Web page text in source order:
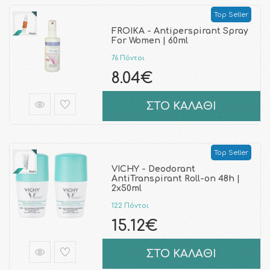
Top Seller
FROIKA - Antiperspirant Spray
For Women | 60ml
76 Πόντοι
8.04€
ΣΤΟ ΚΑΛΑΘΙ
Top Seller
VICHY - Deodorant
AntiTranspirant Roll-on 48h |
2x50ml
122 Πόντοι
15.12€
ΣΤΟ ΚΑΛΑΘΙ